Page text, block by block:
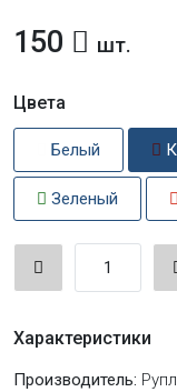
150 шт.
Цвета
Белый
Зеленый
Характеристики
Производитель: